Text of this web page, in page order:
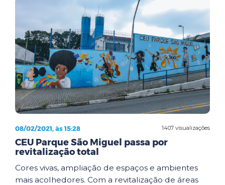
1407 visualizações
08/02/2021, às 15:28
CEU Parque São Miguel passa por
revitalização total
Cores vivas, ampliação de espaços e ambientes
mais acolhedores. Com a revitalização de áreas